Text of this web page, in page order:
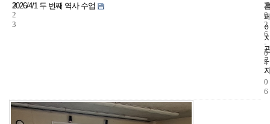
3
2
3
2026/4/1 두 번째 역사 수업 1
2
0
2
6
-
0
4
-
0
6